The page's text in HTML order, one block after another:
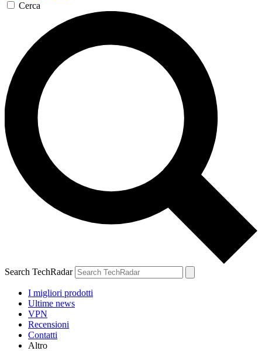
Cerca
Search TechRadar
I migliori prodotti
Ultime news
VPN
Recensioni
Contatti
Altro